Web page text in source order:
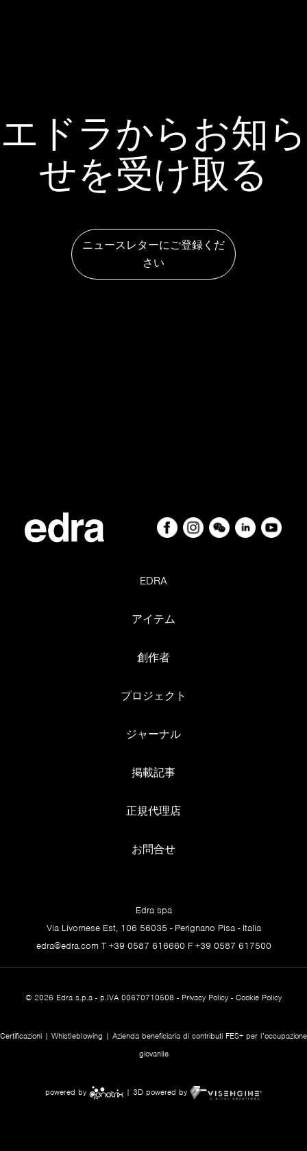
ニュースレターにご登録くだ
さい
エドラからお知ら
せを受け取る
EDRA
アイテム
創作者
プロジェクト
ジャーナル
掲載記事
正規代理店
お問合せ
Edra spa
Via Livornese Est, 106 56035 - Perignano Pisa - Italia
edra@edra.comT +39 0587 616660 F +39 0587 617500
© 2026 Edra s.p.a - p.IVA 00670710508 - Privacy Policy - Cookie Policy
Certificazioni | Whistleblowing | Azienda beneficiaria di contributi FES+ per l’occupazione
giovanile
powered by | 3D powered by